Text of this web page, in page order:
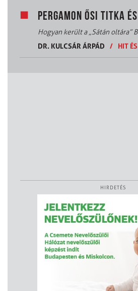
PERGAMON ŐSI TITKA
Hogyan került a „Sátán oltára”
DR. KULCSÁR ÁRPÁD
/ HIT
HIRDETÉS